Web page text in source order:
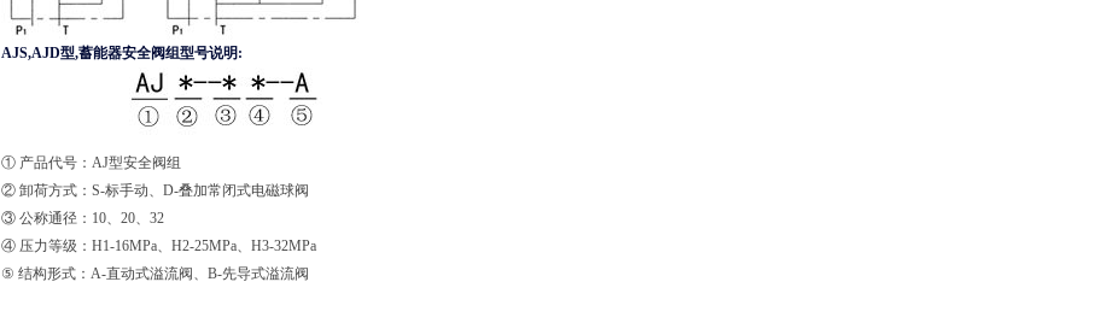
AJS,AJD型,蓄能器安全阀组型号说明:
① 产品代号：AJ型安全阀组
② 卸荷方式：S-标手动、D-叠加常闭式电磁球阀
③ 公称通径：10、20、32
④ 压力等级：H1-16MPa、H2-25MPa、H3-32MPa
⑤ 结构形式：A-直动式溢流阀、B-先导式溢流阀